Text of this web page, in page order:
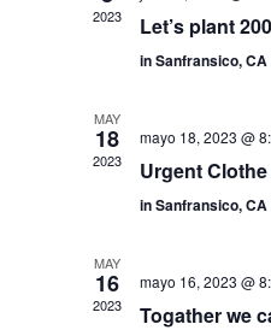
2023 Let’s plant
in Sanfransico, CA
MAY
18
2023
mayo 18, 2023 @
Urgent
in Sanfransico, CA
MAY
16
2023
mayo 16, 2023 @
Togather we